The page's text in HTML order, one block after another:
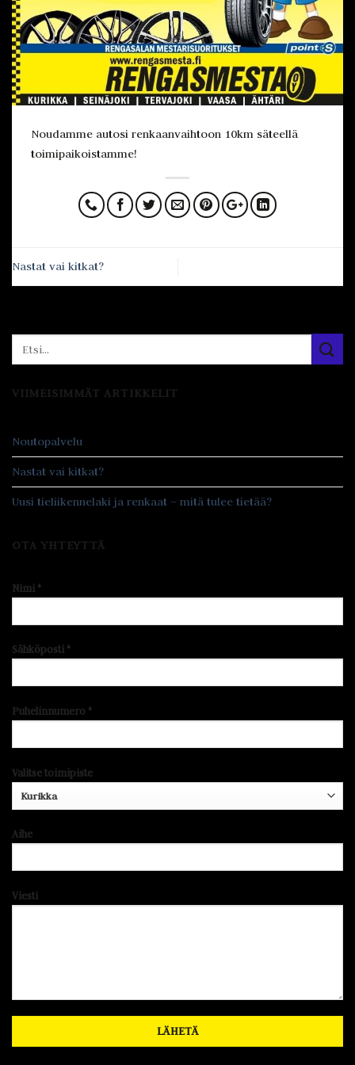
Noudamme autosi renkaanvaihtoon 10km säteellä
toimipaikoistamme!
Nastat vai kitkat?
VIIMEISIMMÄT ARTIKKELIT
Noutopalvelu
Nastat vai kitkat?
Uusi tieliikennelaki ja renkaat – mitä tulee tietää?
OTA YHTEYTTÄ
Nimi *
Sähköposti *
Puhelinnumero *
Valitse toimipiste
Aihe
Viesti